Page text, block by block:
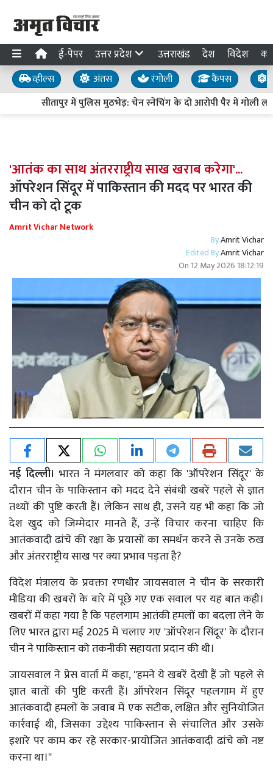
ई-पेपर उत्तर प्रदेश उत्तराखंड देश विदेश
व्हील्स अंतस रंगोली कैंपस
सीतापुर में पुलिस मुठभेड़: चेन स्नेचिंग के दो आरोपी पैर में गोली
'आतंक का साथ अंतरराष्ट्रीय साख खराब करेगा'...
ऑपरेशन सिंदूर में पाकिस्तान की मदद पर भारत की
चीन को दो टूक
Amrit Vichar Network
ByAmrit Vichar
Edited ByAmrit Vichar
On 12 May 2026 18:12:19
नई दिल्ली।भारत ने मंगलवार को कहा कि 'ऑपरेशन सिंदूर' के
दौरान चीन के पाकिस्तान को मदद देने संबंधी खबरें पहले से ज्ञात
तथ्यों की पुष्टि करती हैं। लेकिन साथ ही, उसने यह भी कहा कि जो
देश खुद को जिम्मेदार मानते हैं, उन्हें विचार करना चाहिए कि
आतंकवादी ढांचे की रक्षा के प्रयासों का समर्थन करने से उनके रुख
और अंतरराष्ट्रीय साख पर क्या प्रभाव पड़ता है?
विदेश मंत्रालय के प्रवक्ता रणधीर जायसवाल ने चीन के सरकारी
मीडिया की खबरों के बारे में पूछे गए एक सवाल पर यह बात कही।
खबरों में कहा गया है कि पहलगाम आतंकी हमलों का बदला लेने के
लिए भारत द्वारा मई 2025 में चलाए गए 'ऑपरेशन सिंदूर' के दौरान
चीन ने पाकिस्तान को तकनीकी सहायता प्रदान की थी।
जायसवाल ने प्रेस वार्ता में कहा, ''हमने ये खबरें देखी हैं जो पहले से
ज्ञात बातों की पुष्टि करती हैं। ऑपरेशन सिंदूर पहलगाम में हुए
आतंकवादी हमलों के जवाब में एक सटीक, लक्षित और सुनियोजित
कार्रवाई थी, जिसका उद्देश्य पाकिस्तान से संचालित और उसके
इशारे पर काम कर रहे सरकार-प्रायोजित आतंकवादी ढांचे को नष्ट
करना था।''